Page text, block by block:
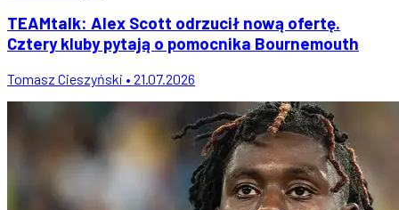
TEAMtalk: Alex Scott odrzucił nową ofertę.
Cztery kluby pytają o pomocnika Bournemouth
Tomasz Cieszyński • 21.07.2026